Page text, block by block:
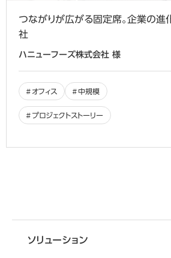
つながりが広がる固定席。企業の進
社
ハニューフーズ株式会社 様
オフィス 中規模
プロジェクトストーリー
さまざまな情報をご提供し
オフィス移転・改善のことなら
ソリューション